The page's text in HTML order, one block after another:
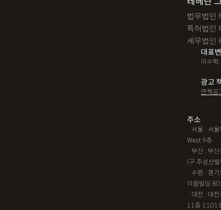
법무법인
특허법인
세무법인
대표
이수학
광고
면책공
주소
· 서울 : 서
West 9층
· 부산 : 부
(구 주성산
· 수원 : 경
이음빌딩
· 대전 : 대
11층 1101